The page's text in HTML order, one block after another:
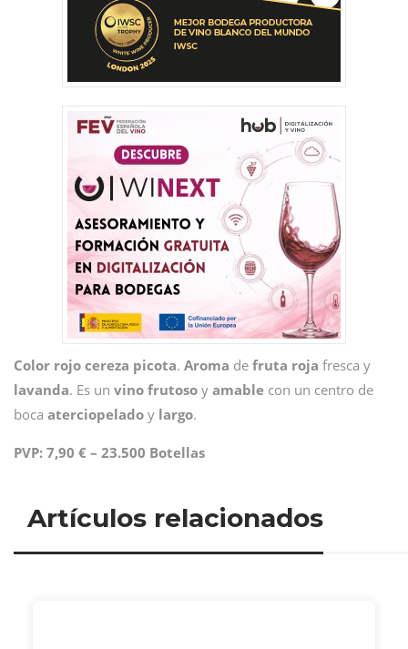
Color rojo cereza picota. Aroma de fruta roja fresca y
lavanda. Es un vino frutoso y amable con un centro de
boca aterciopelado y largo.
PVP: 7,90 € – 23.500 Botellas
Artículos relacionados